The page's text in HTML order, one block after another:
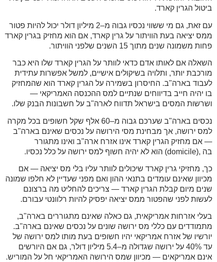
ביטול הגרין קארד.
עם זאת, גם מי ששווי נכסיו גבוה מ–2 מיליון דולר יכול להיות פטור
ממס יציאה בעת הוויתור על גרין קארד, אם הוא מחזיק בגרין קארד
פחות משמונה שנים מתוך 15 השנים שלפני הוויתור
.
השאלה אם לאותו אדם כדאי לוותר על הגרין קארד שלו היא כבר
מורכבת יותר, ותלויה בשיקולים אישיים, למשל אפשרות עתידית
לעבוד בארה"ב. החיסרון בשמירה על הגרין קארד הוא שהמחזיק
בו יהיה חייב בדיווחים שנתיים למס ההכנסה האמריקאי —
ושרשות המסים בישראל תדווח לארה"ב על חשבונות הבנק שלו.
נכסים בארה"ב שערכם גבוה מ–60 אלף שקל חשופים בכל מקרה
למס ירושה, אך מבחינת מסי הירושה על נכסים שאינם בארה"ב
— אם מחזיק הגרין קארד אינו אזרח ארה"ב ואינו מתגורר
בה (domicile), הוא לא יהיה חשוף למס ירושה על כלל נכסיו.
כך, מחזיקי גרין קארד שיכולים לוותר עליו בלי מס יציאה — אם
מכיוון שאינם עומדים בתנאי ההון ואם מפני שעדיין לא חלפו שמונה
שנים מיום קבלת הגרין קארד — צריכים להחליט מה ברצונם
לעשות לפני שהפטור ממס יציאה יפסיק להיות רלוונטי עבורם.
בעלי אזרחות אמריקאית, גם כאלה שאינם מתגוררים בארה"ב,
מתמודדים עם כללי מס ירושה שונים על נכסים שאינם בארה"ב.
יורשיו של אזרח אמריקאי יהיו חשופים בעת מותו למס ירושה של
עד 40% על ירושה שגדולה מ–5.4 מיליון דולר, גם אם היורשים
אינם אמריקאים — מכיוון שמס הירושה האמריקאי חל על המוריש.